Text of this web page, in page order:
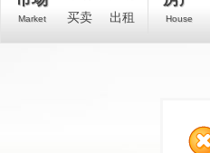
Market
买卖
出租 House